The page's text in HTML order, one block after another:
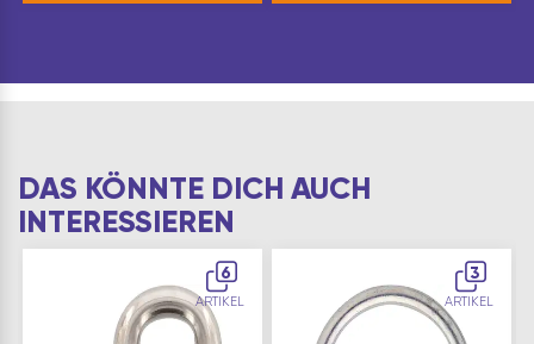
DAS KÖNNTE DICH AUCH
INTERESSIEREN
6
ARTIKEL
3
ARTIKEL